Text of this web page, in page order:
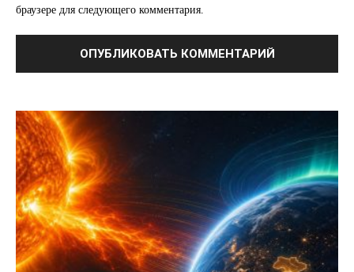
Политика конфиденциальности
Контакты
браузере для следующего комментария.